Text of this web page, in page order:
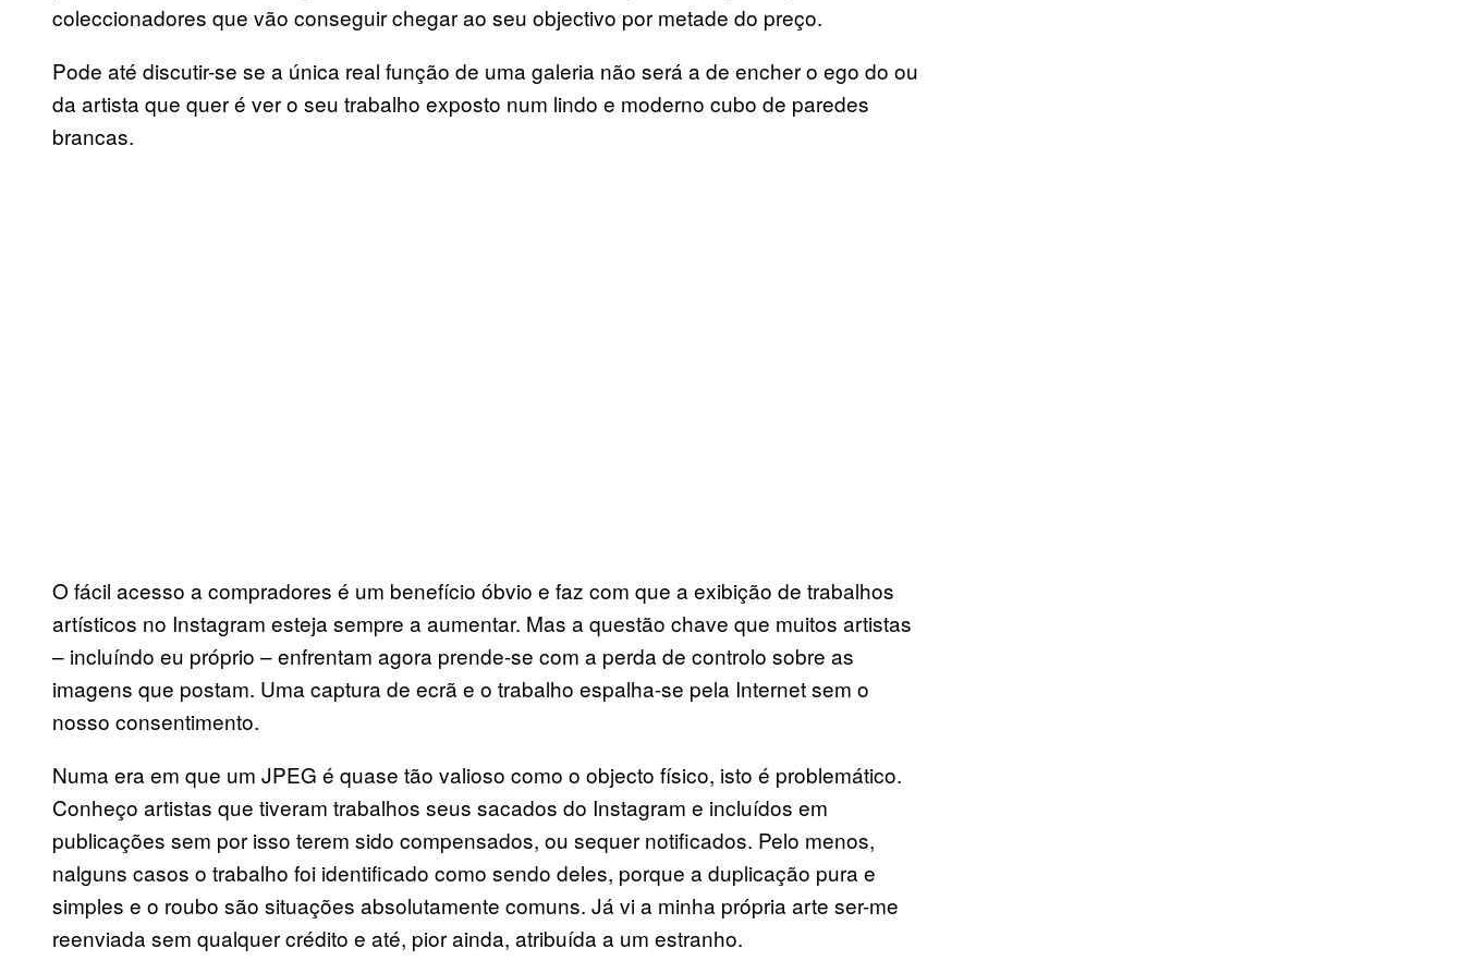
coleccionadores que vão conseguir chegar ao seu objectivo por metade do preço.
Pode até discutir-se se a única real função de uma galeria não será a de encher o ego do ou
da artista que quer é ver o seu trabalho exposto num lindo e moderno cubo de paredes
brancas.
O fácil acesso a compradores é um benefício óbvio e faz com que a exibição de trabalhos
artísticos no Instagram esteja sempre a aumentar. Mas a questão chave que muitos artistas
– incluíndo eu próprio – enfrentam agora prende-se com a perda de controlo sobre as
imagens que postam. Uma captura de ecrã e o trabalho espalha-se pela Internet sem o
nosso consentimento.
Numa era em que um JPEG é quase tão valioso como o objecto físico, isto é problemático.
Conheço artistas que tiveram trabalhos seus sacados do Instagram e incluídos em
publicações sem por isso terem sido compensados, ou sequer notificados. Pelo menos,
nalguns casos o trabalho foi identificado como sendo deles, porque a duplicação pura e
simples e o roubo são situações absolutamente comuns. Já vi a minha própria arte ser-me
reenviada sem qualquer crédito e até, pior ainda, atribuída a um estranho.